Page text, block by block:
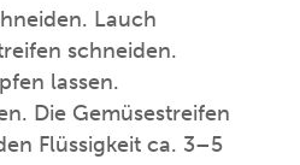
Lauch
schneiden.
lassen.
Die Gemüsestreifen
Flüssigkeit ca. 3–5